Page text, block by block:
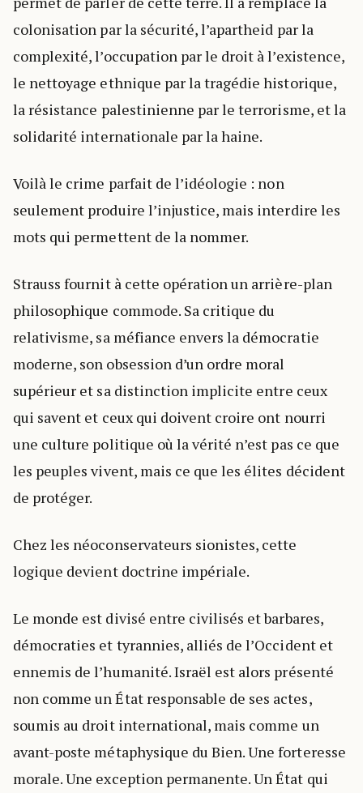
colonisation par la sécurité, l’apartheid par la
complexité, l’occupation par le droit à l’existence,
le nettoyage ethnique par la tragédie historique,
la résistance palestinienne par le terrorisme, et la
solidarité internationale par la haine.
Voilà le crime parfait de l’idéologie : non
seulement produire l’injustice, mais interdire les
mots qui permettent de la nommer.
Strauss fournit à cette opération un arrière-plan
philosophique commode. Sa critique du
relativisme, sa méfiance envers la démocratie
moderne, son obsession d’un ordre moral
supérieur et sa distinction implicite entre ceux
qui savent et ceux qui doivent croire ont nourri
une culture politique où la vérité n’est pas ce que
les peuples vivent, mais ce que les élites décident
de protéger.
Chez les néoconservateurs sionistes, cette
logique devient doctrine impériale.
Le monde est divisé entre civilisés et barbares,
démocraties et tyrannies, alliés de l’Occident et
ennemis de l’humanité. Israël est alors présenté
non comme un État responsable de ses actes,
soumis au droit international, mais comme un
avant-poste métaphysique du Bien. Une forteresse
morale. Une exception permanente. Un État qui